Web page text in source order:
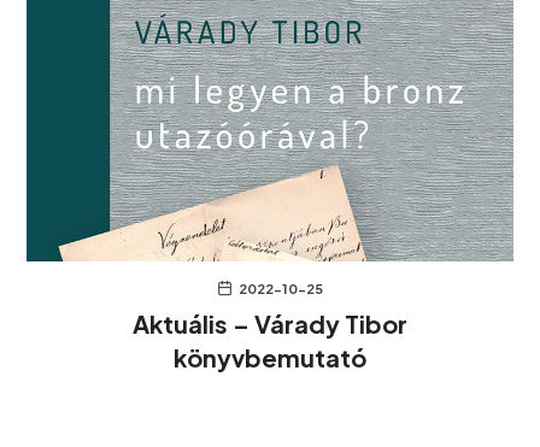
2022-10-25
Aktuális – Várady Tibor
könyvbemutató